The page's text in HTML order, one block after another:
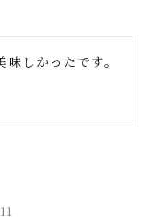
しかったです。